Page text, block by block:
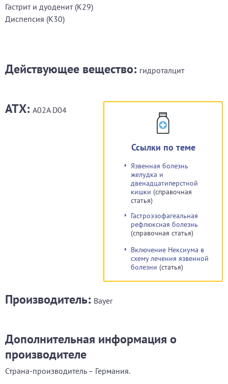
Гастрит и дуоденит (K29)
Диспепсия (K30)
Действующее вещество: гидроталцит
Ссылки по теме
Язвенная болезнь
желудка и
двенадцатиперстной
кишки (справочная
статья)
Гастроэзофагеальная
рефлюксная болезнь
(справочная статья)
Включение Нексиума в
схему лечения язвенной
болезни (статья)
АТХ: А02А D04
Производитель: Bayer
Дополнительная информация о
производителе
Страна-производитель – Германия.